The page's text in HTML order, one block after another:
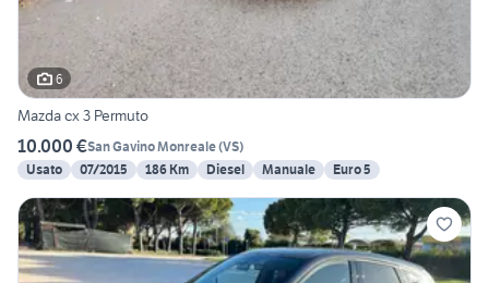
6
Mazda cx 3 Permuto
10.000 €San Gavino Monreale(VS)
Usato
07/2015 186 Km Diesel Manuale Euro 5